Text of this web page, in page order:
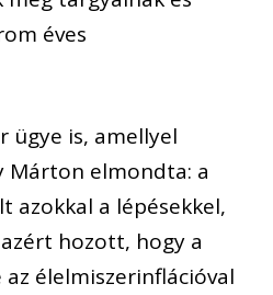
éves
ügye is, amellyel
Márton elmondta: a
azokkal a lépésekkel,
hozott, hogy a
élelmiszerinflációval